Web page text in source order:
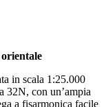
in scala 1:25.000
32N, con un’ampia
a fisarmonica facile